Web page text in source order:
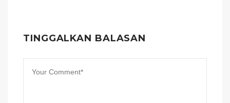
TINGGALKAN BALASAN